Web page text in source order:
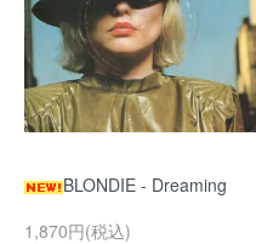
BLONDIE - Dreaming
1,870円(税込)